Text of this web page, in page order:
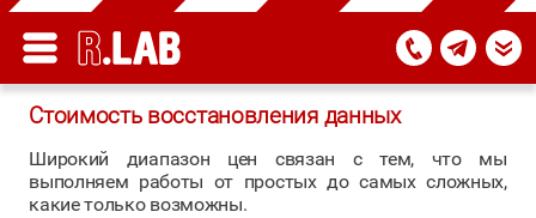
Стоимость восстановления данных
Широкий диапазон цен связан с тем, что мы
выполняем работы от простых до самых сложных,
какие только возможны.